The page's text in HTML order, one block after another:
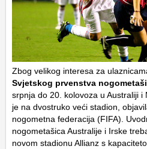
Zbog velikog interesa za
Svjetskog prvenstva
srpnja do 20. kolovoza u Australiji
je na dvostruko veći stadion,
nogometna federacija (FIFA).
nogometašica Australije i Irske
novom stadionu Allianz s